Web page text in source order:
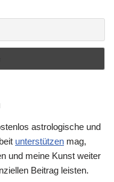
astrologische und
unterstützen mag,
und meine Kunst weiter
Beitrag leisten.